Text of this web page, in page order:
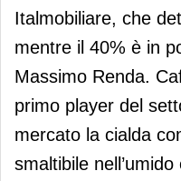
Italmobiliare, che
mentre il 40% è in
Massimo Renda.
primo player del
mercato la cialda
smaltibile